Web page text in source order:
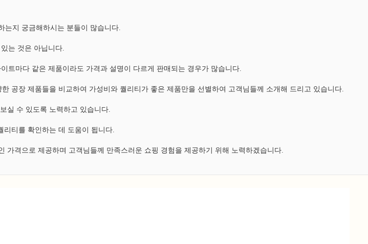
는지 궁금해하시는 분들이 많습니다.
는 것은 아닙니다.
트마다 같은 제품이라도 가격과 설명이 다르게 판매되는 경우가 많습니다.
공장 제품들을 비교하여 가성비와 퀄리티가 좋은 제품만을 선별하여 고객님들께 소개해 드리고 있습니다.
실 수 있도록 노력하고 있습니다.
티를 확인하는 데 도움이 됩니다.
격으로 제공하며 고객님들께 만족스러운 쇼핑 경험을 제공하기 위해 노력하겠습니다.